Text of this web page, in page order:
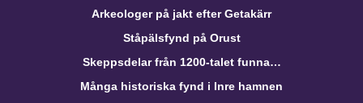
Arkeologer på jakt efter Getakärr
Ståpälsfynd på Orust
Skeppsdelar från 1200-talet funna…
Många historiska fynd i Inre hamnen